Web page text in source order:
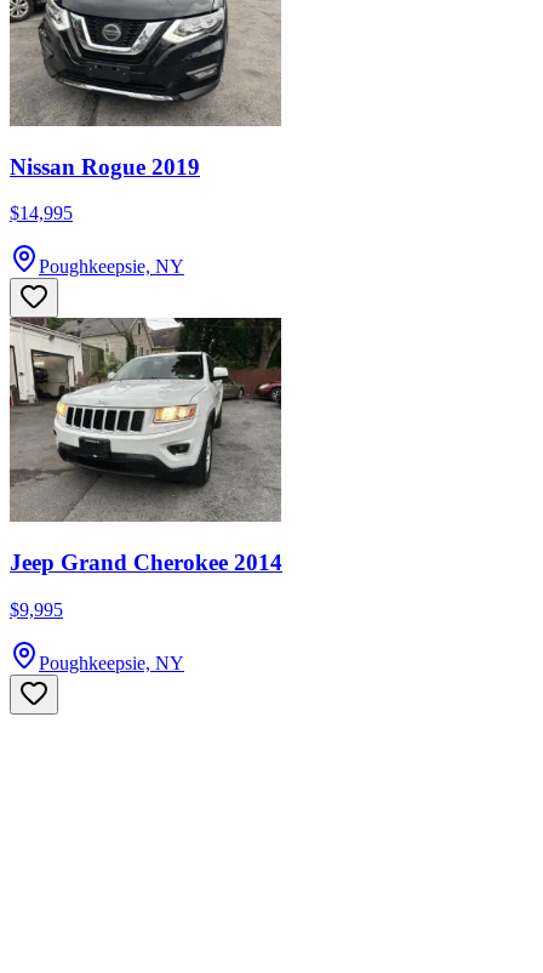
Nissan Rogue 2019
$14,995
Poughkeepsie, NY
Jeep Grand Cherokee 2014
$9,995
Poughkeepsie, NY